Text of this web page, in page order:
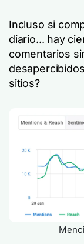
Incluso si
diario... hay
comentarios
sitios?